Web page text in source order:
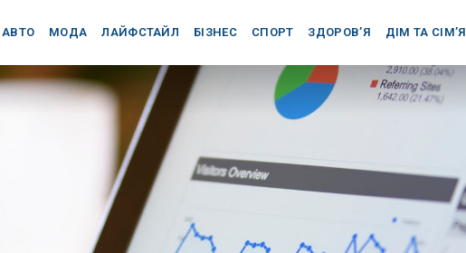
АВТО МОДА ЛАЙФСТАЙЛ БІЗНЕС СПОРТ ЗДОРОВ’Я ДІМ ТА СІМ’Я